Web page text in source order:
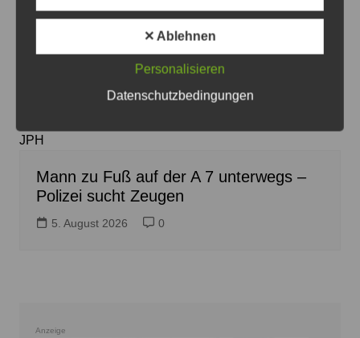
JPH
Mann zu Fuß auf der A 7 unterwegs –
Polizei sucht Zeugen
5. August 2026 0
Anzeige
✕ Ablehnen
Personalisieren
Datenschutzbedingungen